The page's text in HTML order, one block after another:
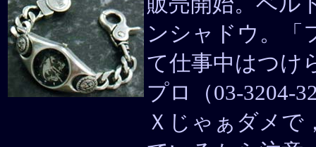
ンシャドウ。
て仕事中はつけ
プロ（03-3204-
Ｘじゃぁダメで